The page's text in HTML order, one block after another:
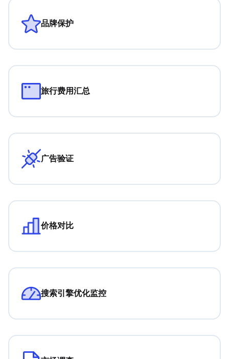
品牌保护
旅行费用汇总
广告验证
价格对比
搜索引擎优化监控